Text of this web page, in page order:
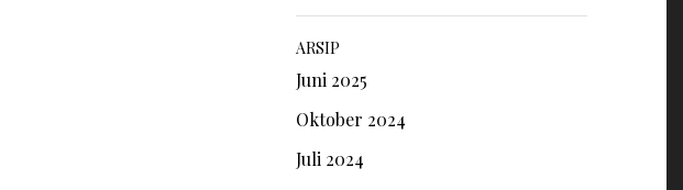
ARSIP
Juni 2025
Oktober 2024
Juli 2024